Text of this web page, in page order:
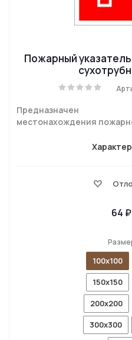
Пожарный
местонахождения
64 ₽
100x100
150x150
200x200
300x300